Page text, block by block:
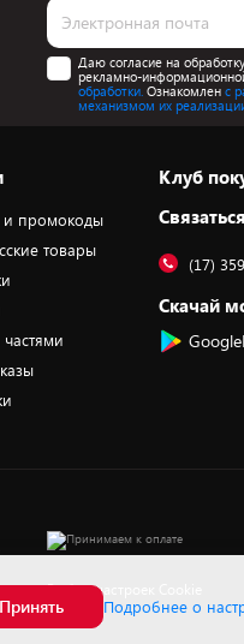
Даю согласие на
рекламно-
обработки. Ознакомлен с
механизмом их
и промокоды
товары
Клуб
(17)
Скачай
Выбор настроек Cookie
Принять Подробнее о